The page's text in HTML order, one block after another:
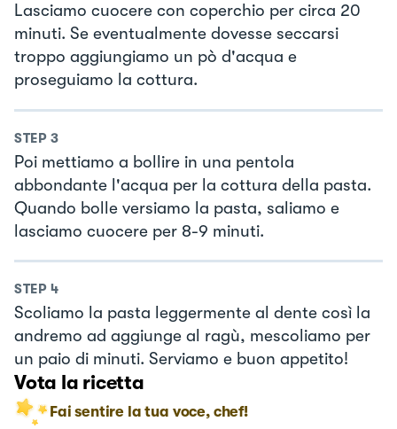
Lasciamo cuocere con coperchio per circa 20
minuti. Se eventualmente dovesse seccarsi
troppo aggiungiamo un pò d'acqua e
proseguiamo la cottura.
STEP 3
Poi mettiamo a bollire in una pentola
abbondante l'acqua per la cottura della pasta.
Quando bolle versiamo la pasta, saliamo e
lasciamo cuocere per 8-9 minuti.
STEP 4
Scoliamo la pasta leggermente al dente così la
andremo ad aggiunge al ragù, mescoliamo per
un paio di minuti. Serviamo e buon appetito!
Vota la ricetta
Fai sentire la tua voce, chef!